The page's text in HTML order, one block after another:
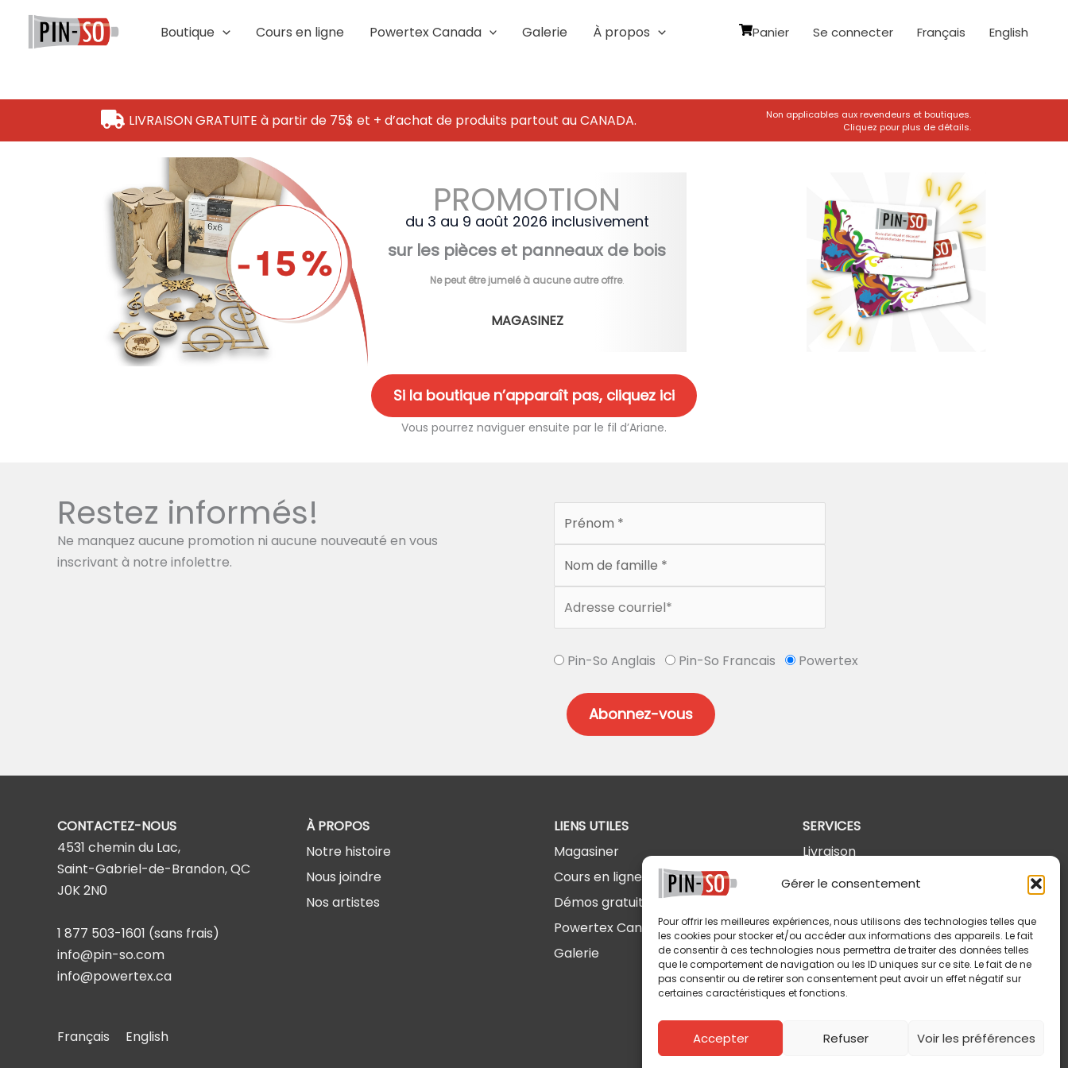
Gérer le consentement
Pour offrir les meilleures expériences, nous utilisons des technologies telles que
les cookies pour stocker et/ou accéder aux informations des appareils. Le fait
de consentir à ces technologies nous permettra de traiter des données telles
que le comportement de navigation ou les ID uniques sur ce site. Le fait de ne
pas consentir ou de retirer son consentement peut avoir un effet négatif sur
certaines caractéristiques et fonctions.
Accepter Refuser Voir les préférences
contenu
Boutique Cours en ligne Powertex Canada Galerie À propos Panier Se connecter Français English
LIVRAISON GRATUITE à partir de 75$ et + d’achat de produits partout au CANADA.
Non applicables aux revendeurs et boutiques.
Cliquez pour plus de détails.
PROMOTION
du 3 au 9 août 2026 inclusivement
sur les pièces et panneaux de bois
Ne peut être jumelé à aucune autre offre.
MAGASINEZ
Si la boutique n’apparaît pas, cliquez ici
Vous pourrez naviguer ensuite par le fil d’Ariane.
Restez informés!
Ne manquez aucune promotion ni aucune nouveauté en vous
inscrivant à notre infolettre.
Pin-So Anglais Pin-So Francais Powertex
CONTACTEZ-NOUS
4531 chemin du Lac,
Saint-Gabriel-de-Brandon, QC
J0K 2N0
1 877 503-1601 (sans frais)
info@pin-so.com
info@powertex.ca
À PROPOS
Notre histoire
Nous joindre
Nos artistes
LIENS UTILES
Magasiner
Cours en ligne
Démos gratuites
Powertex Canada
Galerie
SERVICES
Livraison
Retours et annulations
Modalités d'utilisation
Français English Copyright © 2026 Pin-So inc. Tous droits réservés.